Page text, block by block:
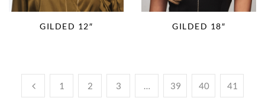
GILDED 12″ GILDED 18″
1 2 3 … 39 40 41